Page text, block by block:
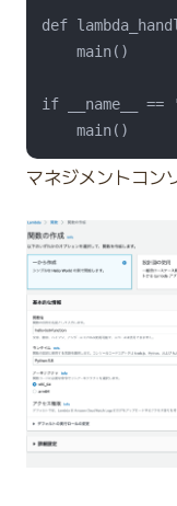
def
    main()
if __name__ ==
マネジメントコン